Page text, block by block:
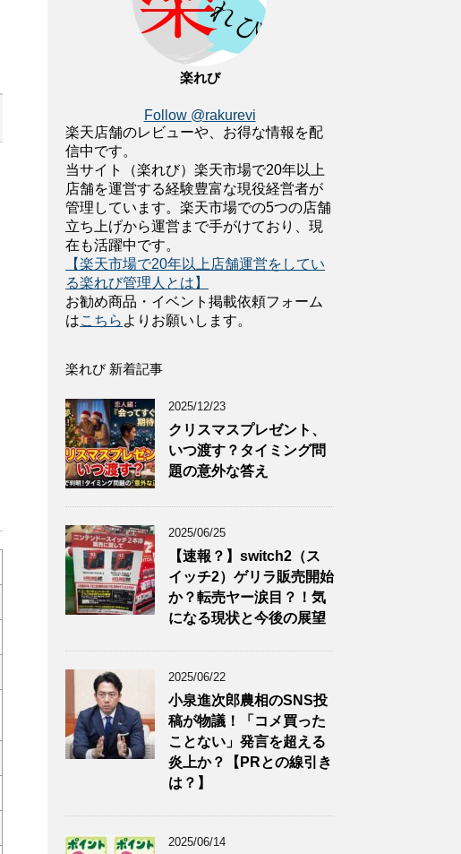
楽れび
Follow @rakurevi
楽天店舗のレビューや、お得な情報を配
信中です。
当サイト（楽れび）楽天市場で20年以上
店舗を運営する経験豊富な現役経営者が
管理しています。楽天市場での5つの店舗
立ち上げから運営まで手がけており、現
在も活躍中です。
【楽天市場で20年以上店舗運営をしてい
る楽れび管理人とは】
お勧め商品・イベント掲載依頼フォーム
はこちら よりお願いします。
楽れび 新着記事
2025/12/23
クリスマスプレゼント、
いつ渡す？タイミング問
題の意外な答え
2025/06/25
【速報？】switch2（ス
イッチ2）ゲリラ販売開始
か？転売ヤー涙目？！気
になる現状と今後の展望
2025/06/22
小泉進次郎農相のSNS投
稿が物議！「コメ買った
ことない」発言を超える
炎上か？【PRとの線引き
は？】
2025/06/14